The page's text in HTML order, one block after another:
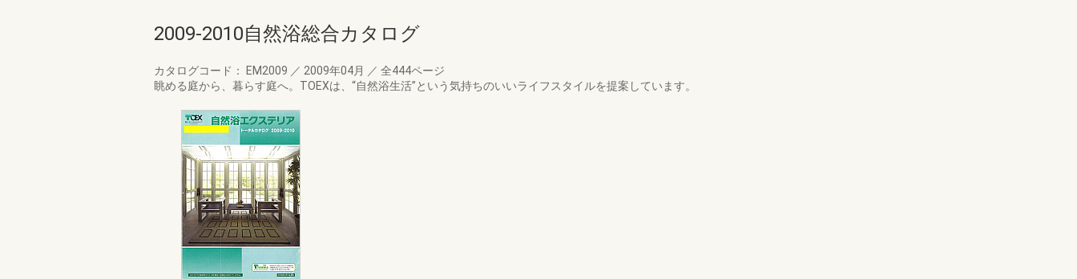
2009-2010自然浴総合カタログ
カタログコード： EM2009 ／ 2009年04月 ／ 全444ページ
眺める庭から、暮らす庭へ。TOEXは、“自然浴生活”という気持ちのいいライフスタイルを提案しています。